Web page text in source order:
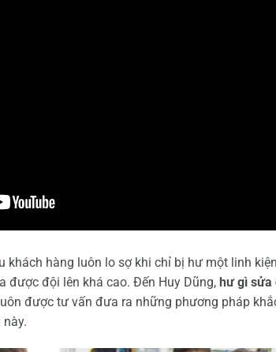
khách hàng luôn lo sợ khi chỉ bị hư một linh
được đội lên khá cao. Đến Huy Dũng, hư gì sửa
được tư vấn đưa ra những phương pháp